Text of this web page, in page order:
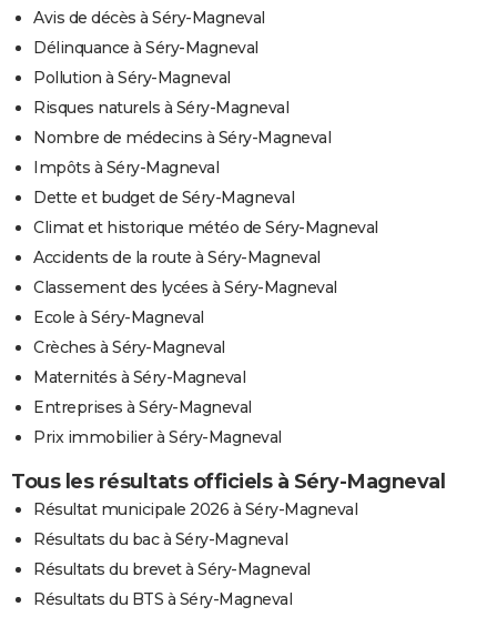
Avis de décès à Séry-Magneval
Délinquance à Séry-Magneval
Pollution à Séry-Magneval
Risques naturels à Séry-Magneval
Nombre de médecins à Séry-Magneval
Impôts à Séry-Magneval
Dette et budget de Séry-Magneval
Climat et historique météo de Séry-Magneval
Accidents de la route à Séry-Magneval
Classement des lycées à Séry-Magneval
Ecole à Séry-Magneval
Crèches à Séry-Magneval
Maternités à Séry-Magneval
Entreprises à Séry-Magneval
Prix immobilier à Séry-Magneval
Tous les résultats officiels à Séry-Magneval
Résultat municipale 2026 à Séry-Magneval
Résultats du bac à Séry-Magneval
Résultats du brevet à Séry-Magneval
Résultats du BTS à Séry-Magneval